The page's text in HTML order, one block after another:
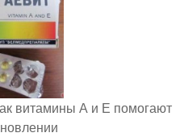
витамины А и Е помогают